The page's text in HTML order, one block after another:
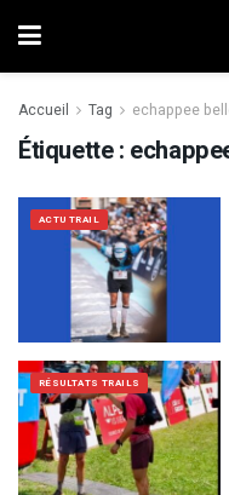
Accueil Tag echappee
Étiquette :
ACTU TRAIL
RÉSULTATS TRAILS